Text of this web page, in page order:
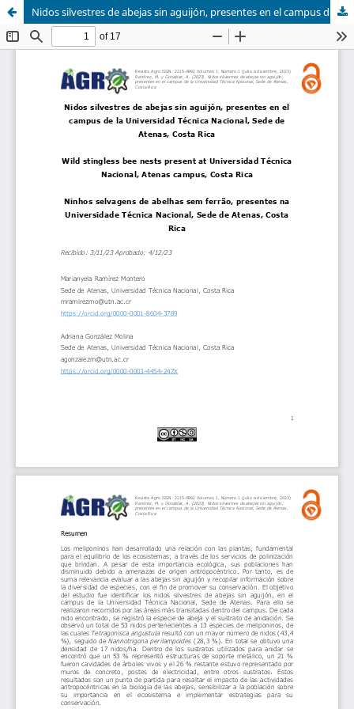
Nidos silvestres de abejas sin aguijón, presentes en el campus de la Universidad Técnica Nacional, Sede de Atenas, Costa Rica